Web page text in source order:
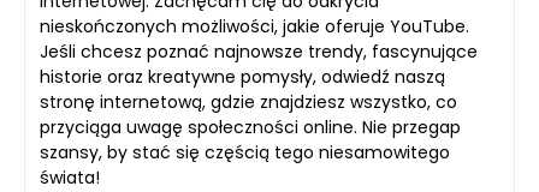
nieskończonych możliwości, jakie oferuje YouTube.
Jeśli chcesz poznać najnowsze trendy, fascynujące
historie oraz kreatywne pomysły, odwiedź naszą
stronę internetową, gdzie znajdziesz wszystko, co
przyciąga uwagę społeczności online. Nie przegap
szansy, by stać się częścią tego niesamowitego
świata!